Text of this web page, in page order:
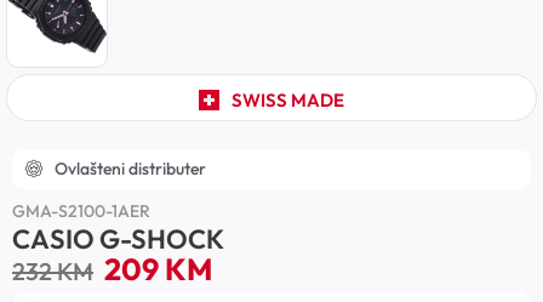
SWISS MADE
Ovlašteni distributer
GMA-S2100-1AER
CASIO G-SHOCK
232KM 209KM